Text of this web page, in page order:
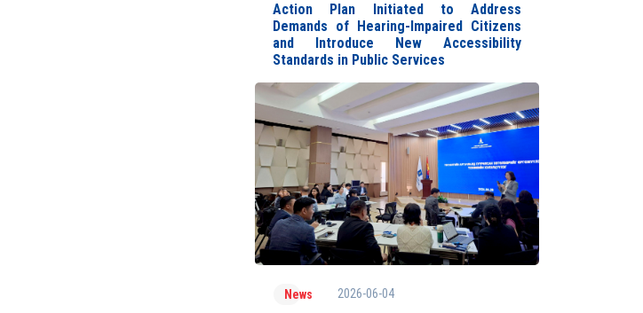
Action Plan Initiated to Address
Demands of Hearing-Impaired Citizens
and Introduce New Accessibility
Standards in Public Services
News 2026-06-04